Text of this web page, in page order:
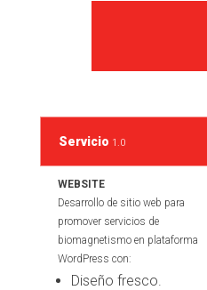
Servicio 1.0
WEBSITE
Desarrollo de sitio web para
promover servicios de
biomagnetismo en plataforma
WordPress con:
Diseño fresco.